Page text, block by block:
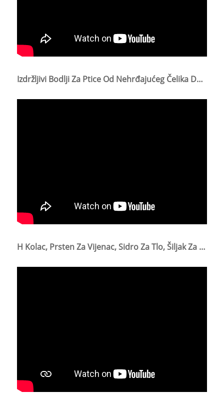
Izdržljivi Bodlji Za Ptice Od Nehrđajućeg Čelika Defender Za Suzbijanje Štetočina
H Kolac, Prsten Za Vijenac, Sidro Za Tlo, Šiljak Za Ptice Spreman Za Otpremu